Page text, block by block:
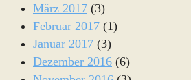
März 2017 (3)
Februar 2017 (1)
Januar 2017 (3)
Dezember 2016 (6)